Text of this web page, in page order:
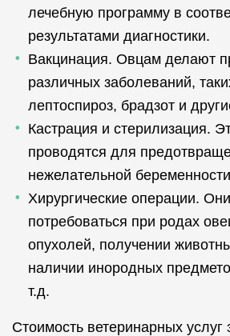
лечебную программу в
результатами диагностики.
Вакцинация. Овцам делают
различных заболеваний,
лептоспироз, брадзот и
Кастрация и стерилизация.
проводятся для
нежелательной
Хирургические операции.
потребоваться при родах
опухолей, получении
наличии инородных
т.д.
Стоимость ветеринарных услуг